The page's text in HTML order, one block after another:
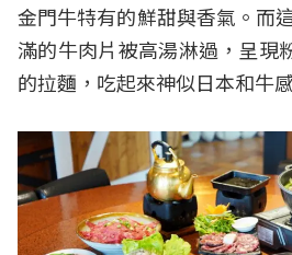
金門牛特有的鮮甜與香氣。而
滿的牛肉片被高湯淋過，呈現
的拉麵，吃起來神似日本和牛